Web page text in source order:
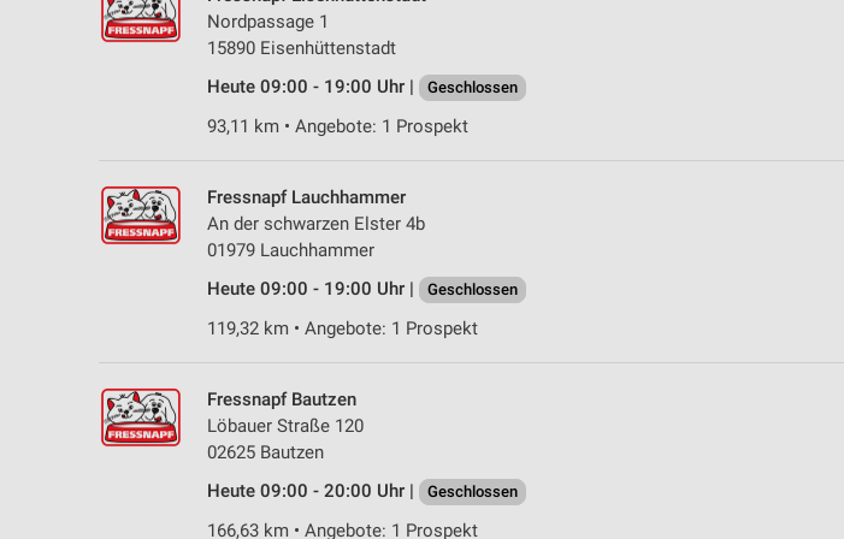
Nordpassage 1
15890 Eisenhüttenstadt
Heute 09:00 - 19:00 Uhr |
Geschlossen
93,11 km • Angebote: 1 Prospekt
Fressnapf Lauchhammer
An der schwarzen Elster 4b
01979 Lauchhammer
Heute 09:00 - 19:00 Uhr |
Geschlossen
119,32 km • Angebote: 1 Prospekt
Fressnapf Bautzen
Löbauer Straße 120
02625 Bautzen
Heute 09:00 - 20:00 Uhr |
Geschlossen
166,63 km • Angebote: 1 Prospekt